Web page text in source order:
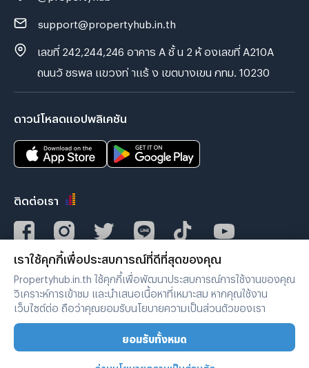
support@propertyhub.in.th
เลขที่ 242,244,246 อาคาร A ชั้ น 2 ห้ องเลขที่ A210A
ถนนวั ชรพล แขวงท่ าแร้ ง เขตบางเขน กทม. 10230
ดาวน์โหลดแอปพลิเคชัน
ติดต่อเรา
Copyright © 2019-2020
เราใช้คุกกี้เพื่อประสบการณ์ที่ดีที่สุดของคุณ
Propertyhub.in.th ใช้คุกกี้เพื่อพัฒนาประสบการณ์การใช้งานของคุณ
วิเคราะห์การเข้าชม และนำเสนอเนื้อหาที่เหมาะสม หากคุณใช้งาน
เว็บไซต์ต่อ ถือว่าคุณยอมรับนโยบายความเป็นส่วนตัวของเรา
ยอมรับทั้งหมด